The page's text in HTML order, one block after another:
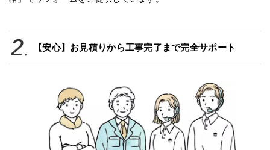
【安心】お見積りから工事完了まで完全サポート